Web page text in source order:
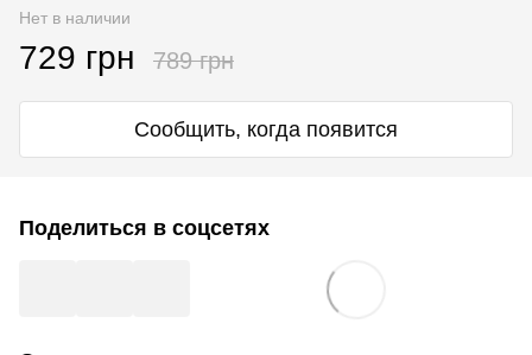
Нет в наличии
729 грн 789 грн
Сообщить, когда появится
Поделиться в соцсетях